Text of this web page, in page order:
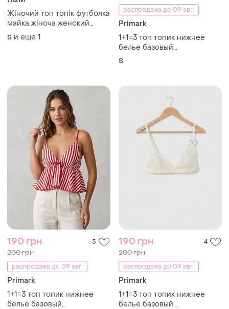
Жіночий топ топік футболка
майка жіноча женский
топик винтаж ретро вінтаж
купити розмір хс с м купить
S и еще 1
распродажа до 09 авг.
Primark
1+1=3 топ топик нижнее
белье базовый
классический primark сток
S
190 грн 5
200 грн
распродажа до 09 авг.
Primark
1+1=3 топ топик нижнее
белье базовый
190 грн 4
200 грн
распродажа до 09 авг.
Primark
1+1=3 топ топик нижнее
белье базовый